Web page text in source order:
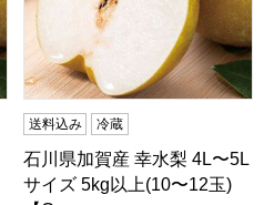
送料込み 冷蔵
石川県加賀産 幸水梨 4L〜5L
サイズ 5kg以上(10〜12玉)